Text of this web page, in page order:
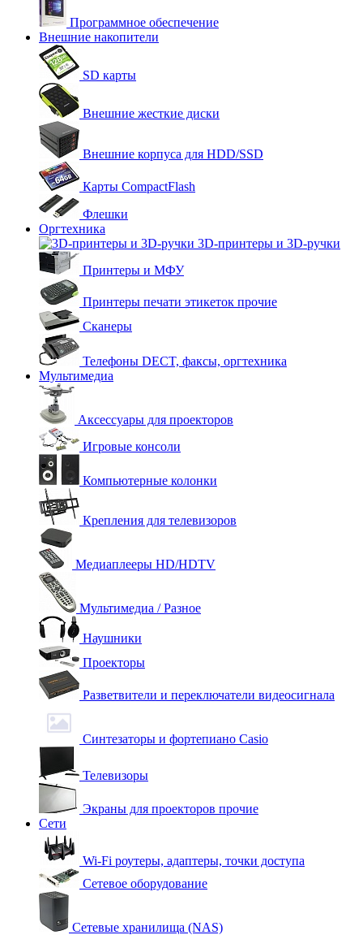
Программное обеспечение
Внешние накопители
SD карты
Внешние жесткие диски
Внешние корпуса для HDD/SSD
Карты CompactFlash
Флешки
Оргтехника
3D-принтеры и 3D-ручки
Принтеры и МФУ
Принтеры печати этикеток прочие
Сканеры
Телефоны DECT, факсы, оргтехника
Мультимедиа
Аксессуары для проекторов
Игровые консоли
Компьютерные колонки
Крепления для телевизоров
Медиаплееры HD/HDTV
Мультимедиа / Разное
Наушники
Проекторы
Разветвители и переключатели видеосигнала
Синтезаторы и фортепиано Casio
Телевизоры
Экраны для проекторов прочие
Сети
Wi-Fi роутеры, адаптеры, точки доступа
Сетевое оборудование
Сетевые хранилища (NAS)